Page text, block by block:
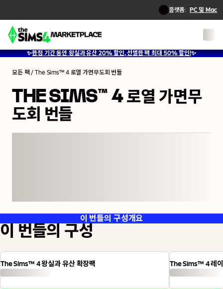
플랫폼: PC 및 Mac
✨한정 기간 동안 왕실과 유산 20% 할인, 선별한 팩 최대 50% 할인!✨
모든 팩 /The Sims™ 4 로열 가면무도회 번들
THE SIMS™ 4 로열 가면무
도회 번들
이 번들의 구성개요
이 번들의 구성
The Sims™ 4 왕실과 유산 확장팩 The Sims™ 4 레